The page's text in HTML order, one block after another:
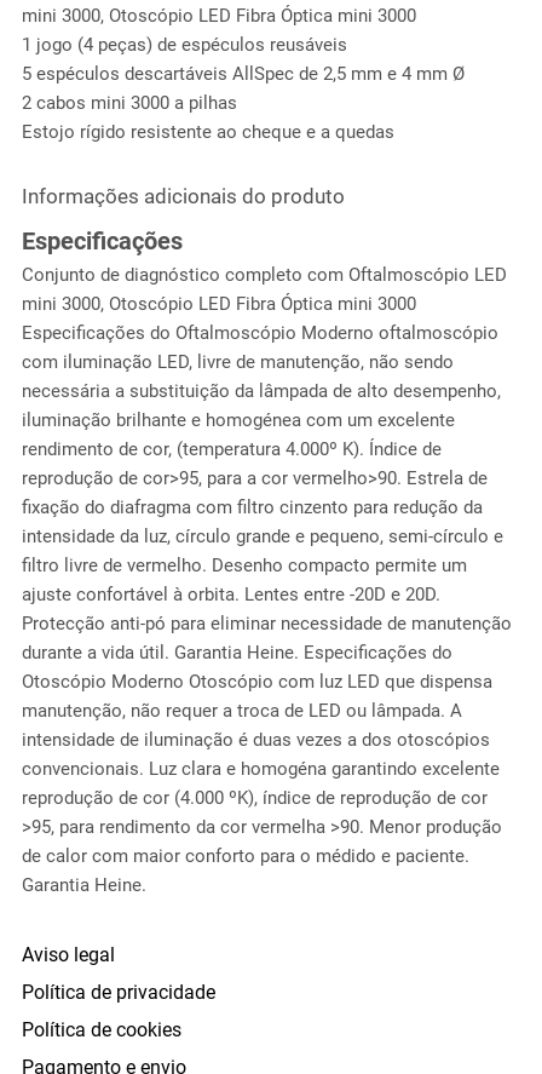
mini 3000, Otoscópio LED Fibra Óptica mini 3000
1 jogo (4 peças) de espéculos reusáveis
5 espéculos descartáveis AllSpec de 2,5 mm e 4 mm Ø
2 cabos mini 3000 a pilhas
Estojo rígido resistente ao cheque e a quedas
Informações adicionais do produto
Especificações
Conjunto de diagnóstico completo com Oftalmoscópio LED
mini 3000, Otoscópio LED Fibra Óptica mini 3000
Especificações do Oftalmoscópio Moderno oftalmoscópio
com iluminação LED, livre de manutenção, não sendo
necessária a substituição da lâmpada de alto desempenho,
iluminação brilhante e homogénea com um excelente
rendimento de cor, (temperatura 4.000º K). Índice de
reprodução de cor>95, para a cor vermelho>90. Estrela de
fixação do diafragma com filtro cinzento para redução da
intensidade da luz, círculo grande e pequeno, semi-círculo e
filtro livre de vermelho. Desenho compacto permite um
ajuste confortável à orbita. Lentes entre -20D e 20D.
Protecção anti-pó para eliminar necessidade de manutenção
durante a vida útil. Garantia Heine. Especificações do
Otoscópio Moderno Otoscópio com luz LED que dispensa
manutenção, não requer a troca de LED ou lâmpada. A
intensidade de iluminação é duas vezes a dos otoscópios
convencionais. Luz clara e homogéna garantindo excelente
reprodução de cor (4.000 ºK), índice de reprodução de cor
>95, para rendimento da cor vermelha >90. Menor produção
de calor com maior conforto para o médido e paciente.
Garantia Heine.
Aviso legal
Política de privacidade
Política de cookies
Pagamento e envio